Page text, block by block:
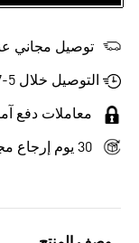
توصيل مجاني عند
التوصيل خلال 5-7 أيام عمل
معاملات دفع